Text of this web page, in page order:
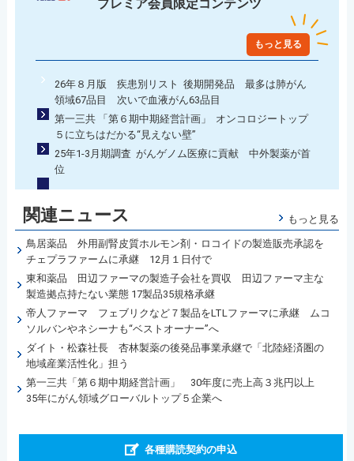
プレミア会員限定コンテンツ
もっと見る
26年８月版 疾患別リスト 後期開発品 最多は肺がん
領域67品目 次いで血液がん63品目
第一三共 「第６期中期経営計画」 オンコロジートップ
５に立ちはだかる“見えない壁”
25年1-3月期調査 がんゲノム医療に貢献 中外製薬が首
位
関連ニュース もっと見る
鳥居薬品 外用副腎皮質ホルモン剤・ロコイドの製造販売承認を
チェプラファームに承継 12月１日付で
東和薬品 田辺ファーマの製造子会社を買収 田辺ファーマ主な
製造拠点持たない業態 17製品35規格承継
帝人ファーマ フェブリクなど７製品をLTLファーマに承継 ムコ
ソルバンやネシーナも“ベストオーナー”へ
ダイト・松森社長 杏林製薬の後発品事業承継で「北陸経済圏の
地域産業活性化」担う
第一三共「第６期中期経営計画」 30年度に売上高３兆円以上
35年にがん領域グローバルトップ５企業へ
各種購読契約の申込